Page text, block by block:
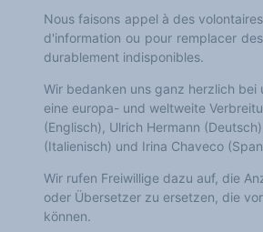
Langues et pouvoirs
Terminologie
Textes de référence
DOSSIERS THÉMATIQUES
Culture et industries culturelles
Economique et social
International
Accès au dictionnaire des anglicismes
Accéder à la plateforme pour la traduction
Accéder au site de l'OPA (Observatoire du
ACTUALITÉS/EVENEMENTS
Actualités
Manifestations
Nous faisons appel à des
d'information ou pour remplacer
durablement indisponibles.
Wir bedanken uns ganz herzlich
eine europa- und weltweite
(Englisch), Ulrich Hermann
(Italienisch) und Irina Chaveco
Wir rufen Freiwillige dazu auf, die
oder Übersetzer zu ersetzen, die
können.